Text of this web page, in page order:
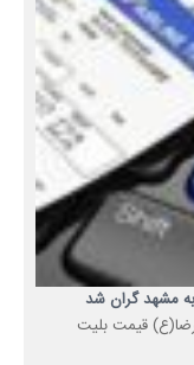
مشهد گران شد
قیمت بلیت